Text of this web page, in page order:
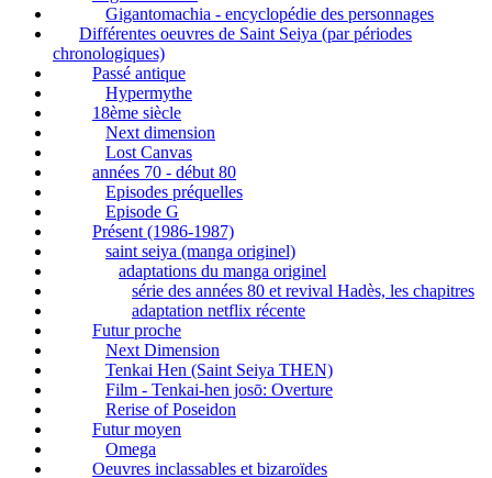
Gigantomachia - encyclopédie des personnages
Différentes oeuvres de Saint Seiya (par périodes
chronologiques)
Passé antique
Hypermythe
18ème siècle
Next dimension
Lost Canvas
années 70 - début 80
Episodes préquelles
Episode G
Présent (1986-1987)
saint seiya (manga originel)
adaptations du manga originel
série des années 80 et revival Hadès, les chapitres
adaptation netflix récente
Futur proche
Next Dimension
Tenkai Hen (Saint Seiya THEN)
Film - Tenkai-hen josō: Overture
Rerise of Poseidon
Futur moyen
Omega
Oeuvres inclassables et bizaroïdes